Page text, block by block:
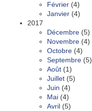
Février (4)
Janvier (4)
2017
Décembre (5)
Novembre (4)
Octobre (4)
Septembre (5)
Août (1)
Juillet (5)
Juin (4)
Mai (4)
Avril (5)